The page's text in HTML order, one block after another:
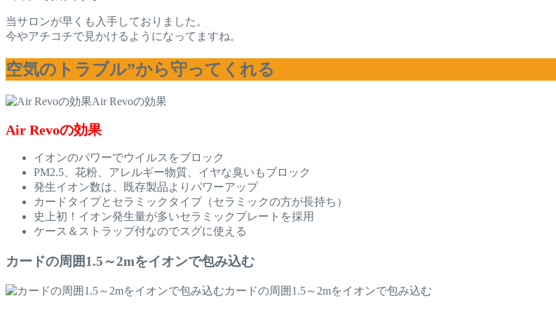
当サロンが早くも入手しておりました。
今やアチコチで見かけるようになってますね。
空気のトラブル”から守ってくれる
Air Revoの効果
Air Revoの効果
イオンのパワーでウイルスをブロック
PM2.5、花粉、アレルギー物質、イヤな臭いもブロック
発生イオン数は、既存製品よりパワーアップ
カードタイプとセラミックタイプ（セラミックの方が長持ち）
史上初！イオン発生量が多いセラミックプレートを採用
ケース＆ストラップ付なのでスグに使える
カードの周囲1.5～2mをイオンで包み込む
カードの周囲1.5～2mをイオンで包み込む